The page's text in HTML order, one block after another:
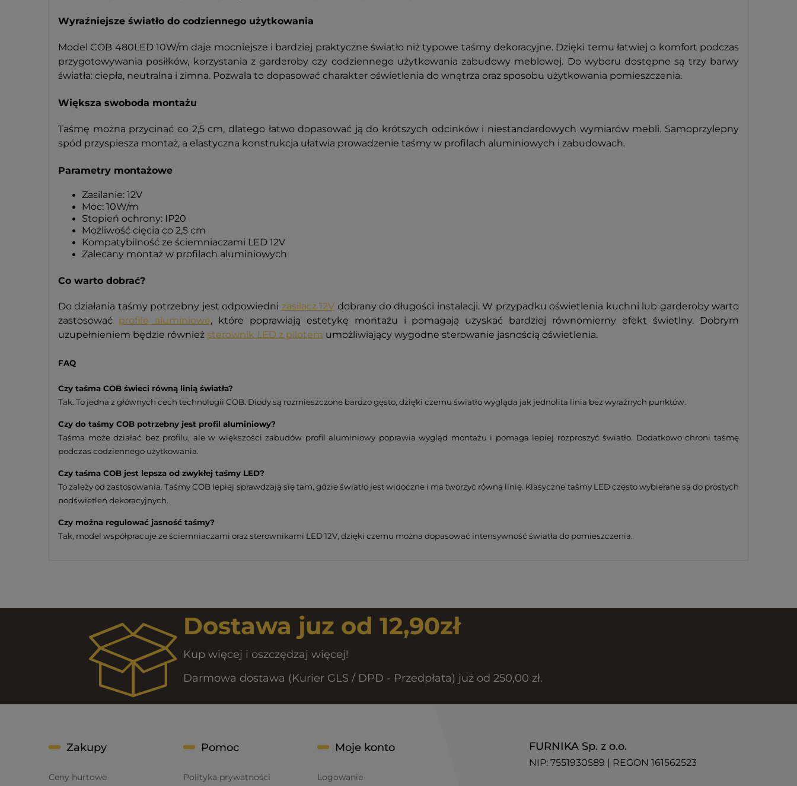
Wyraźniejsze światło do codziennego użytkowania
Model COB 480LED 10W/m daje mocniejsze i bardziej praktyczne światło niż typowe taśmy dekoracyjne. Dzięki temu łatwiej o komfort podczas
przygotowywania posiłków, korzystania z garderoby czy codziennego użytkowania zabudowy meblowej. Do wyboru dostępne są trzy barwy
światła: ciepła, neutralna i zimna. Pozwala to dopasować charakter oświetlenia do wnętrza oraz sposobu użytkowania pomieszczenia.
Większa swoboda montażu
Taśmę można przycinać co 2,5 cm, dlatego łatwo dopasować ją do krótszych odcinków i niestandardowych wymiarów mebli. Samoprzylepny
spód przyspiesza montaż, a elastyczna konstrukcja ułatwia prowadzenie taśmy w profilach aluminiowych i zabudowach.
Parametry montażowe
Zasilanie: 12V
Moc: 10W/m
Stopień ochrony: IP20
Możliwość cięcia co 2,5 cm
Kompatybilność ze ściemniaczami LED 12V
Zalecany montaż w profilach aluminiowych
Co warto dobrać?
Do działania taśmy potrzebny jest odpowiedni zasilacz 12V dobrany do długości instalacji. W przypadku oświetlenia kuchni lub garderoby warto
zastosować profile aluminiowe, które poprawiają estetykę montażu i pomagają uzyskać bardziej równomierny efekt świetlny.
Dobrym
uzupełnieniem będzie również sterownik LED z pilotem umożliwiający wygodne sterowanie jasnością oświetlenia.
FAQ
Czy taśma COB świeci równą linią światła?
Tak. To jedna z głównych cech technologii COB. Diody są rozmieszczone bardzo gęsto, dzięki czemu światło wygląda jak jednolita linia bez wyraźnych punktów.
Czy do taśmy COB potrzebny jest profil aluminiowy?
Taśma może działać bez profilu, ale w większości zabudów profil aluminiowy poprawia wygląd montażu i pomaga lepiej rozproszyć światło. Dodatkowo chroni taśmę
podczas codziennego użytkowania.
Czy taśma COB jest lepsza od zwykłej taśmy LED?
To zależy od zastosowania. Taśmy COB lepiej sprawdzają się tam, gdzie światło jest widoczne i ma tworzyć równą linię. Klasyczne taśmy LED często wybierane są do prostych
podświetleń dekoracyjnych.
Czy można regulować jasność taśmy?
Tak, model współpracuje ze ściemniaczami oraz sterownikami LED 12V, dzięki czemu można dopasować intensywność światła do pomieszczenia.
Dostawa juz od 12,90zł
Kup więcej i oszczędzaj więcej!
Darmowa dostawa (Kurier GLS / DPD - Przedpłata) już od 250,00 zł.
FURNIKA Sp. z o.o.
NIP: 7551930589 | REGON 161562523
Zakupy
Ceny hurtowe
Pomoc
Polityka prywatności
Moje konto
Logowanie